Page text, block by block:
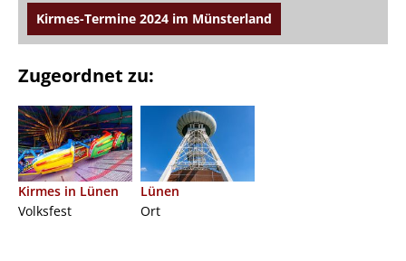
Kirmes-Termine 2024 im Münsterland
Zugeordnet zu:
Kirmes in Lünen
Volksfest
Lünen
Ort